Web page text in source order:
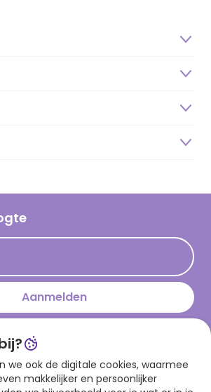
Aanmelden
app
we ook de digitale cookies, waarmee
makkelijker en persoonlijker